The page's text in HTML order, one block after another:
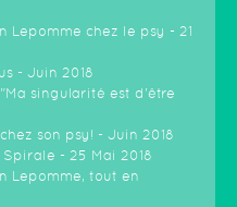
Lepomme chez le psy - 21
- Juin 2018
singularité est d'être
son psy! - Juin 2018
- 25 Mai 2018
Lepomme, tout en